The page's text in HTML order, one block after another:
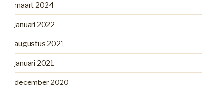
maart 2024
januari 2022
augustus 2021
januari 2021
december 2020